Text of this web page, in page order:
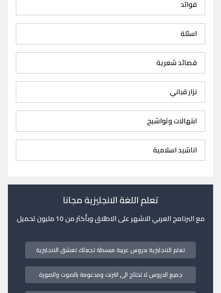
فوائد
اسئلة
قصائد شعرية
نزار قباني
ابتهالات وتواشيح
اناشيد اسلامية
تعلم اللغة الانجليزية مجانا
مع البرنامج العربي الاشهر على الاطلاق وبأكثر من 10 مليون تحميل
تعلم الانجليزية بدروس عربية مبسطة تجعلك تعشق الانجليزية
جميع الدروس لا تحتاج الى انترنت ومدعومة بالصوت والصورة